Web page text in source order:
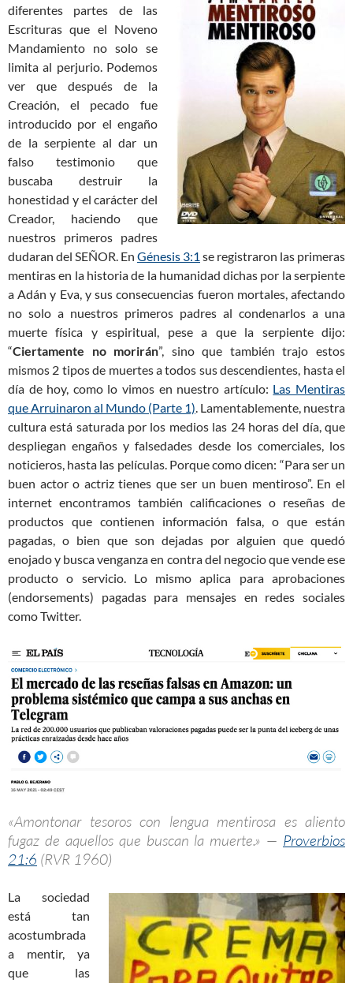
diferentes partes de las
Escrituras que el Noveno
Mandamiento no solo se
limita al perjurio. Podemos
ver que después de la
Creación, el pecado fue
introducido por el engaño
de la serpiente al dar un
falso testimonio que
buscaba destruir la
honestidad y el carácter del
Creador, haciendo que
nuestros primeros padres
dudaran del SEÑOR. En Génesis 3:1 se registraron las primeras
mentiras en la historia de la humanidad dichas por la serpiente
a Adán y Eva, y sus consecuencias fueron mortales, afectando
no solo a nuestros primeros padres al condenarlos a una
muerte física y espiritual, pese a que la serpiente dijo:
“Ciertamente no morirán”, sino que también trajo estos
mismos 2 tipos de muertes a todos sus descendientes, hasta el
día de hoy, como lo vimos en nuestro artículo: Las Mentiras
que Arruinaron al Mundo (Parte 1). Lamentablemente, nuestra
cultura está saturada por los medios las 24 horas del día, que
despliegan engaños y falsedades desde los comerciales, los
noticieros, hasta las películas. Porque como dicen: “Para ser un
buen actor o actriz tienes que ser un buen mentiroso”. En el
internet encontramos también calificaciones o reseñas de
productos que contienen información falsa, o que están
pagadas, o bien que son dejadas por alguien que quedó
enojado y busca venganza en contra del negocio que vende ese
producto o servicio. Lo mismo aplica para aprobaciones
(endorsements) pagadas para mensajes en redes sociales
como Twitter.
«Amontonar tesoros con lengua mentirosa es aliento
fugaz de aquellos que buscan la muerte.» — Proverbios
21:6 (RVR 1960)
La sociedad
está tan
acostumbrada
a mentir, ya
que las